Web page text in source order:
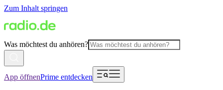
Zum Inhalt springen
Was möchtest du anhören?
App öffnenPrime entdecken